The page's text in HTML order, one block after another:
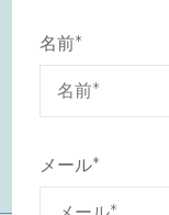
名前*
メール*